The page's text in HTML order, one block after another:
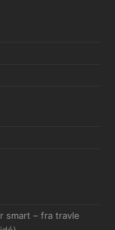
smart – fra travle